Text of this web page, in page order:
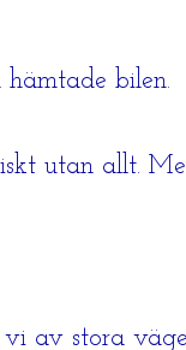
bilen.
utan allt.
av stora